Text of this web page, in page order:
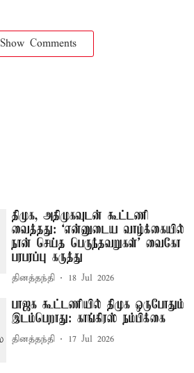
Show Comments
திமுக, அதிமுகவுடன் கூட்டணி
வைத்தது: ‘என்னுடைய வாழ்க்கையில்
நான் செய்த பெருந்தவறுகள்’ வைகோ
பரபரப்பு கருத்து
தினத்தந்தி 18 Jul 2026
பாஜக கூட்டணியில் திமுக ஒருபோதும்
இடம்பெறாது: காங்கிரஸ் நம்பிக்கை
தினத்தந்தி 17 Jul 2026